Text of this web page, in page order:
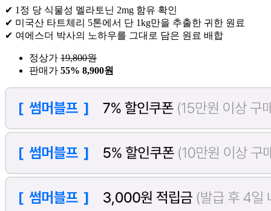
✔ 1정 당 식물성 멜라토닌 2mg 함유 확인
✔ 미국산 타트체리 5톤에서 단 1kg만을 추출한 귀한 원료
✔ 여에스더 박사의 노하우를 그대로 담은 원료 배합
정상가 19,800원
판매가 55% 8,900원